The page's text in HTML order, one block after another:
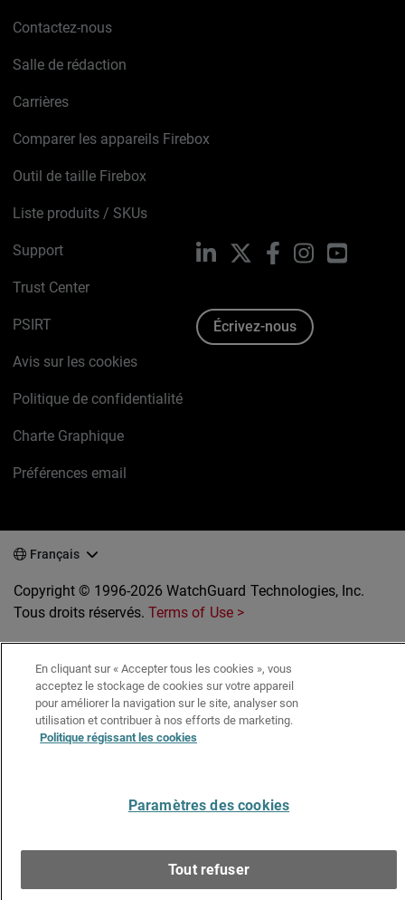
Contactez-nous
Salle de rédaction
Carrières
Comparer les appareils Firebox
Outil de taille Firebox
Liste produits / SKUs
Support
Trust Center
PSIRT
Avis sur les cookies
Politique de confidentialité
Charte Graphique
Préférences email
LinkedIn FacebookInstagramYouTube
Écrivez-nous
Français
Copyright © 1996-2026 WatchGuard Technologies, Inc.
Tous droits réservés.Terms of Use >
En cliquant sur « Accepter tous les cookies », vous
acceptez le stockage de cookies sur votre appareil
pour améliorer la navigation sur le site, analyser son
utilisation et contribuer à nos efforts de marketing.
Politique régissant les cookies
Paramètres des cookies
Tout refuser